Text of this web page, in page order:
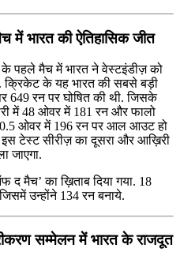
में भारत की ऐतिहासिक जीत
पहले मैच में भारत ने वेस्टइंडीज़ को
क्रिकेट के यह भारत की सबसे बड़ी
649 रन पर घोषित की थी. जिसके
में 48 ओवर में 181 रन और फालो
ओवर में 196 रन पर आल आउट हो
टेस्ट सीरीज़ का दूसरा और आख़िरी
जाएगा.
द मैच’ का ख़िताब दिया गया. 18
उन्होंने 134 रन बनाये.
सम्मेलन में भारत के राजदूत